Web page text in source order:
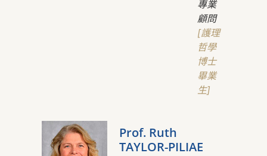
專業
顧問
[護理
哲學
博士
畢業
生]
Prof. Ruth
TAYLOR-PILIAE